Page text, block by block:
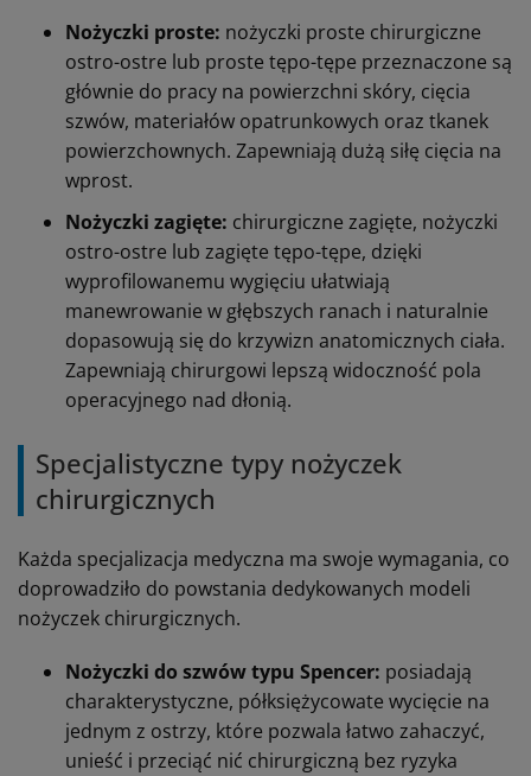
Nożyczki proste: nożyczki proste chirurgiczne
ostro-ostre lub proste tępo-tępe przeznaczone są
głównie do pracy na powierzchni skóry, cięcia
szwów, materiałów opatrunkowych oraz tkanek
powierzchownych. Zapewniają dużą siłę cięcia na
wprost.
Nożyczki zagięte: chirurgiczne zagięte, nożyczki
ostro-ostre lub zagięte tępo-tępe, dzięki
wyprofilowanemu wygięciu ułatwiają
manewrowanie w głębszych ranach i naturalnie
dopasowują się do krzywizn anatomicznych ciała.
Zapewniają chirurgowi lepszą widoczność pola
operacyjnego nad dłonią.
Specjalistyczne typy nożyczek
chirurgicznych
Każda specjalizacja medyczna ma swoje wymagania, co
doprowadziło do powstania dedykowanych modeli
nożyczek chirurgicznych.
Nożyczki do szwów typu Spencer: posiadają
charakterystyczne, półksiężycowate wycięcie na
jednym z ostrzy, które pozwala łatwo zahaczyć,
unieść i przeciąć nić chirurgiczną bez ryzyka